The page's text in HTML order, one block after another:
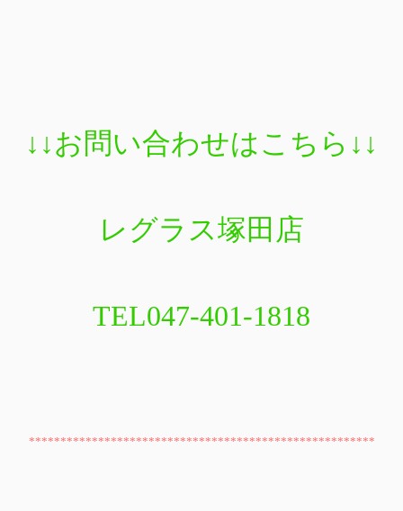
↓↓お問い合わせはこちら ↓↓
レグラス塚田店
TEL047-401-1818
*******************************************************